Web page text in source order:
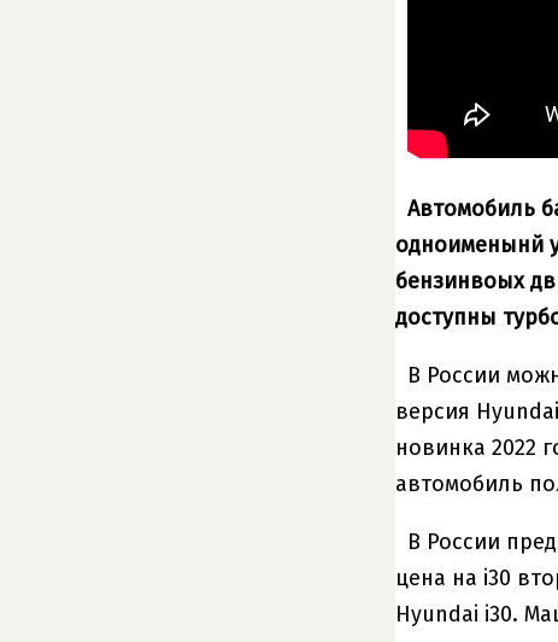
Автомобиль
одноименынй
бензинвоых
доступны
В России
версия
новинка 2022
автомобиль
В России
цена на i30
Hyundai i30.